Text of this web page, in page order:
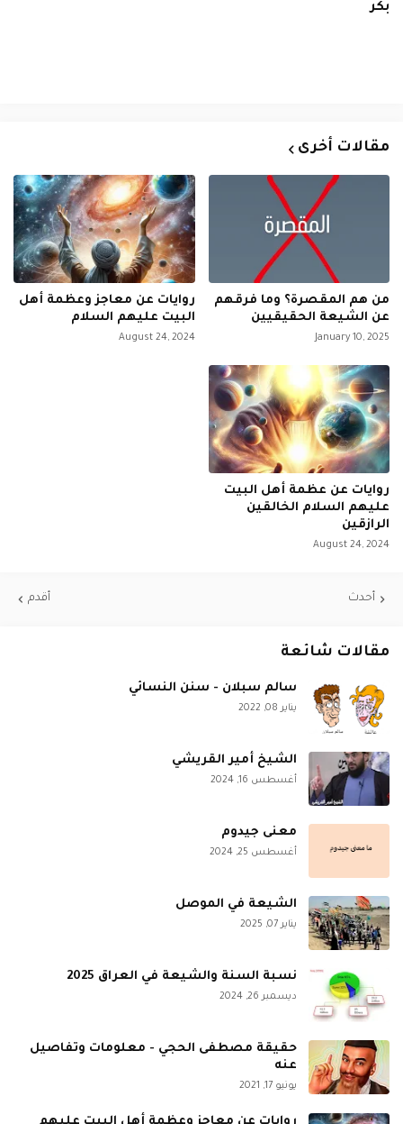
بكر
مقالات أخرى
من هم المقصرة؟ وما فرقهم
عن الشيعة الحقيقيين
January 10, 2025
روايات عن معاجز وعظمة أهل
البيت عليهم السلام
August 24, 2024
روايات عن عظمة أهل البيت
عليهم السلام الخالقين
الرازقين
August 24, 2024
أحدث أقدم
مقالات شائعة
سالم سبلان - سنن النسائي
يناير 08, 2022
الشيخ أمير القريشي
أغسطس 16, 2024
معنى جيدوم
أغسطس 25, 2024
الشيعة في الموصل
يناير 07, 2025
نسبة السنة والشيعة في العراق 2025
ديسمبر 26, 2024
حقيقة مصطفى الحجي - معلومات وتفاصيل
عنه
يونيو 17, 2021